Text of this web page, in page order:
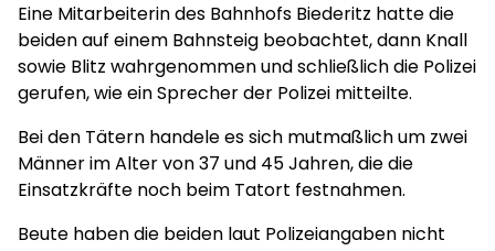
Eine Mitarbeiterin des Bahnhofs Biederitz hatte die
beiden auf einem Bahnsteig beobachtet, dann Knall
sowie Blitz wahrgenommen und schließlich die Polizei
gerufen, wie ein Sprecher der Polizei mitteilte.
Bei den Tätern handele es sich mutmaßlich um zwei
Männer im Alter von 37 und 45 Jahren, die die
Einsatzkräfte noch beim Tatort festnahmen.
Beute haben die beiden laut Polizeiangaben nicht